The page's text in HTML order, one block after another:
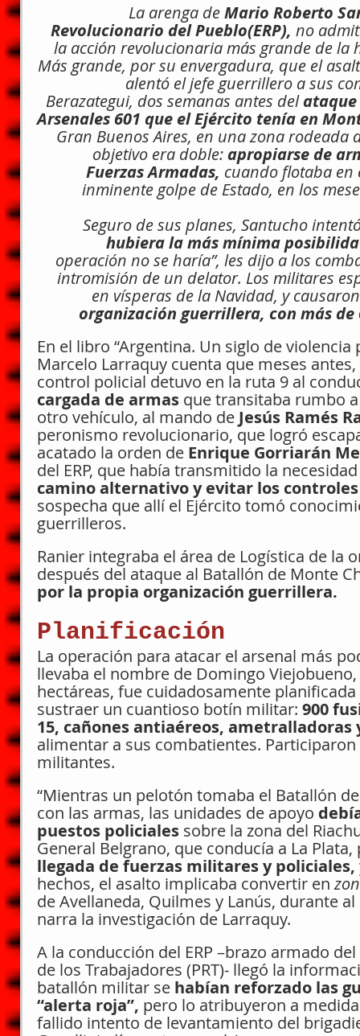
La arenga de Mario Roberto
Revolucionario del Pueblo(ERP), no
la acción revolucionaria más grande de
Más grande, por su envergadura, que el
alentó el jefe guerrillero a sus
Berazategui, dos semanas antes del
Arsenales 601 que el Ejército tenía en
Gran Buenos Aires, en una zona rodeada
objetivo era doble: apropiarse de
Fuerzas Armadas, cuando flotaba
inminente golpe de Estado, en los
Seguro de sus planes, Santucho
hubiera la más mínima
operación no se haría”, les dijo a los
intromisión de un delator. Los militares
en vísperas de la Navidad, y
organización guerrillera, con más de
En el libro “Argentina. Un siglo de
Marcelo Larraquy cuenta que meses
control policial detuvo en la ruta 9 al
cargada de armas que transitaba rumbo
otro vehículo, al mando de Jesús Ramés
peronismo revolucionario, que logró
acatado la orden de Enrique Gorriarán
del ERP, que había transmitido la
camino alternativo y evitar los
sospecha que allí el Ejército tomó
guerrilleros.
Ranier integraba el área de Logística de la
después del ataque al Batallón de Monte
por la propia organización guerrillera.
Planificación
La operación para atacar el arsenal más
llevaba el nombre de Domingo
hectáreas, fue cuidadosamente
sustraer un cuantioso botín militar: 900
15, cañones antiaéreos, ametralladoras
alimentar a sus combatientes.
militantes.
“Mientras un pelotón tomaba el Batallón
con las armas, las unidades de apoyo
puestos policiales sobre la zona del
General Belgrano, que conducía a La
llegada de fuerzas militares y policiales,
hechos, el asalto implicaba convertir en
de Avellaneda, Quilmes y Lanús, durante
narra la investigación de Larraquy.
A la conducción del ERP –brazo armado
de los Trabajadores (PRT)- llegó la
batallón militar se habían reforzado las
“alerta roja”, pero lo atribuyeron a
fallido intento de levantamiento del